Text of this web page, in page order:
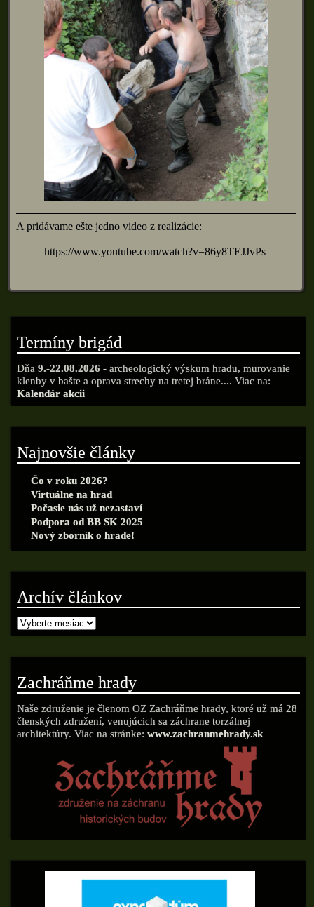
A pridávame ešte jedno video z realizácie:
https://www.youtube.com/watch?v=86y8TEJJvPs
Termíny brigád
Dňa 9.-22.08.2026 - archeologický výskum hradu, murovanie
klenby v bašte a oprava strechy na tretej bráne.... Viac na:
Kalendár akcii
Najnovšie články
Čo v roku 2026?
Virtuálne na hrad
Počasie nás už nezastaví
Podpora od BB SK 2025
Nový zborník o hrade!
Archív článkov
Zachráňme hrady
Naše združenie je členom OZ Zachráňme hrady, ktoré už má 28
členských združení, venujúcich sa záchrane torzálnej
architektúry. Viac na stránke: www.zachranmehrady.sk